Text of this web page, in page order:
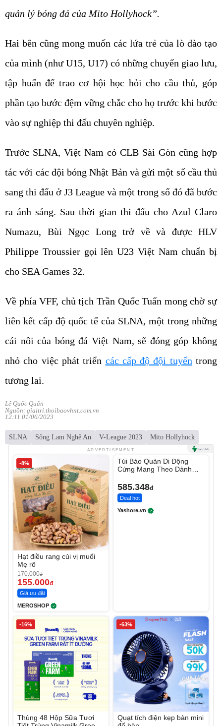
quản lý bóng đá của Mito Hollyhock”.
Hai bên cũng mong muốn các lứa trẻ của lò đào tạo
của mình (như U15, U17) có những chuyến giao lưu,
tập huấn để trao cơ hội học hỏi cho cầu thủ, góp
phần tạo bước đệm vững chắc cho họ trước khi bước
vào sự nghiệp thi đấu chuyên nghiệp.
Trước SLNA, Việt Nam có CLB Sài Gòn cũng hợp
tác với các đội bóng Nhật Bản và gửi một số cầu thủ
sang thi đấu ở J3 League và một trong số đó đã bước
ra ánh sáng. Sau thời gian thi đấu cho Azul Claro
Numazu, Bùi Ngọc Long trở về và được HLV
Philippe Troussier gọi lên U23 Việt Nam chuẩn bị
cho SEA Games 32.
Về phía VFF, chủ tịch Trần Quốc Tuấn mong chờ sự
liên kết cấp độ quốc tế của SLNA, một trong những
cái nôi của bóng đá Việt Nam, sẽ đóng góp không
nhỏ cho việc phát triển các cấp độ đội tuyển trong
tương lai.
Lê Quốc Quân
Nguồn: giaitri.thoibaovhnt.com.vn
12:11 01/06/2023
SLNA Sông Lam Nghệ An V-League 2023 Mito Hollyhock
ADVERTISEMENT
-8%
Hạt điều rang củi vị muối
Mẹ rô
170.000đ
155.000đ
Giá ưu đãi
MEROSHOP
Unmute
Túi Bảo Quản Di Động
Cứng Mang Theo Dành
585.348đ
Deal hot
Yashore.vn
-16%
Thùng 48 Hộp Sữa Tươi
-63%
Quạt tích điện kẹp bàn mini